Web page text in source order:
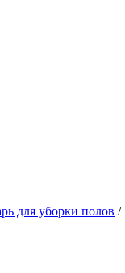
для уборки полов /